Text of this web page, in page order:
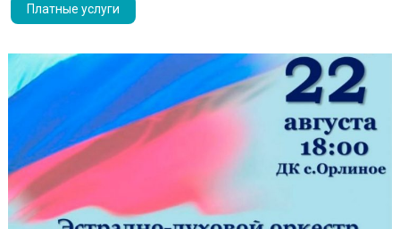
Платные услуги